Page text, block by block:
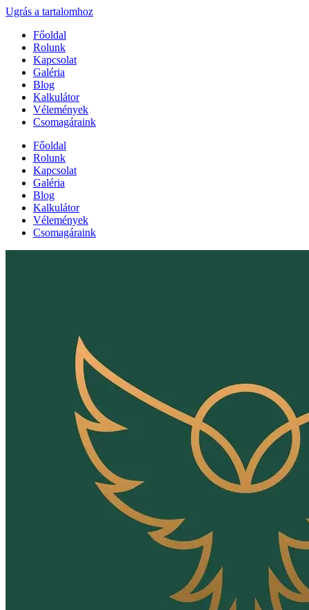
Ugrás a tartalomhoz
Főoldal
Rolunk
Kapcsolat
Galéria
Blog
Kalkulátor
Vélemények
Csomagáraink
Főoldal
Rolunk
Kapcsolat
Galéria
Blog
Kalkulátor
Vélemények
Csomagáraink